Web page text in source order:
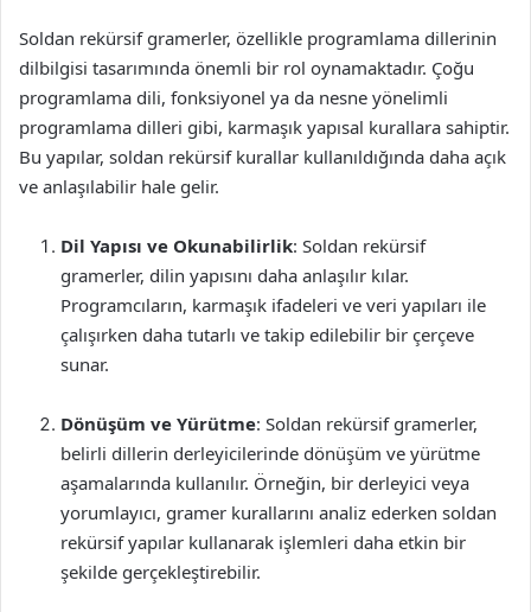
Soldan rekürsif gramerler, özellikle programlama dillerinin
dilbilgisi tasarımında önemli bir rol oynamaktadır. Çoğu
programlama dili, fonksiyonel ya da nesne yönelimli
programlama dilleri gibi, karmaşık yapısal kurallara sahiptir.
Bu yapılar, soldan rekürsif kurallar kullanıldığında daha açık
ve anlaşılabilir hale gelir.
Dil Yapısı ve Okunabilirlik: Soldan rekürsif
gramerler, dilin yapısını daha anlaşılır kılar.
Programcıların, karmaşık ifadeleri ve veri yapıları ile
çalışırken daha tutarlı ve takip edilebilir bir çerçeve
sunar.
Dönüşüm ve Yürütme: Soldan rekürsif gramerler,
belirli dillerin derleyicilerinde dönüşüm ve yürütme
aşamalarında kullanılır. Örneğin, bir derleyici veya
yorumlayıcı, gramer kurallarını analiz ederken soldan
rekürsif yapılar kullanarak işlemleri daha etkin bir
şekilde gerçekleştirebilir.